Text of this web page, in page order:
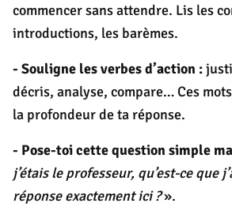
commencer sans attendre. Lis les
introductions, les barèmes.
- Souligne les verbes d’action :
décris, analyse, compare… Ces
la profondeur de ta réponse.
- Pose-toi cette question simple
j’étais le professeur, qu’est-ce que
réponse exactement ici ?».